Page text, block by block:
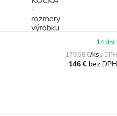
179,58 €/ks
146 €bez DPH
14 dní